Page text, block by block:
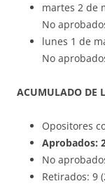
martes 2 de
No
lunes 1 de
No
ACUMULADO DE
Opositores
Aprobados:
No
Retirados: 9